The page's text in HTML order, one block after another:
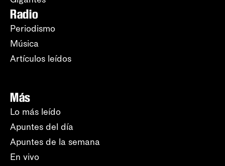
Radio
Periodismo
Música
Artículos leídos
Más
Lo más leído
Apuntes del día
Apuntes de la semana
En vivo